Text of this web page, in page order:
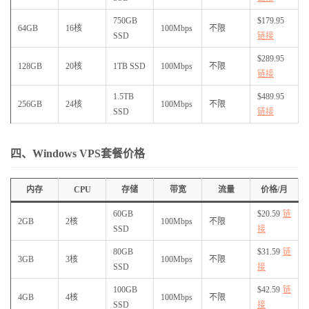
64GB 16核
750GB
SSD
100Mbps 不限
$179.95
链接
128GB 20核 1TB SSD 100Mbps 不限
$289.95
链接
256GB 24核
1.5TB
SSD
100Mbps 不限
$489.95
链接
四、Windows VPS套餐价格
内存 CPU 存储 带宽 流量 价格/月
2GB 2核
60GB
SSD
100Mbps 不限
$20.59 链
接
3GB 3核
80GB
SSD
100Mbps 不限
$31.59 链
接
4GB 4核
100GB
SSD
100Mbps 不限
$42.59 链
接